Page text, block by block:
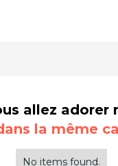
allez adorer
la même
No items found.